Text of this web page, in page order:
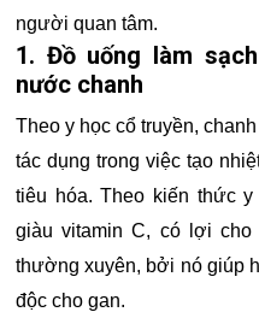
người quan tâm.
1. Đồ uống làm
nước chanh
Theo y học cổ truyền,
tác dụng trong việc tạo
tiêu hóa. Theo kiến thức
giàu vitamin C, có lợi
thường xuyên, bởi nó giúp
độc cho gan.